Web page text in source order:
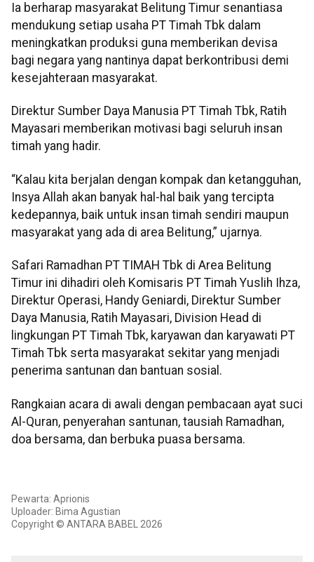
Ia berharap masyarakat Belitung Timur senantiasa
mendukung setiap usaha PT Timah Tbk dalam
meningkatkan produksi guna memberikan devisa
bagi negara yang nantinya dapat berkontribusi demi
kesejahteraan masyarakat.
Direktur Sumber Daya Manusia PT Timah Tbk, Ratih
Mayasari memberikan motivasi bagi seluruh insan
timah yang hadir.
“Kalau kita berjalan dengan kompak dan ketangguhan,
Insya Allah akan banyak hal-hal baik yang tercipta
kedepannya, baik untuk insan timah sendiri maupun
masyarakat yang ada di area Belitung,” ujarnya.
Safari Ramadhan PT TIMAH Tbk di Area Belitung
Timur ini dihadiri oleh Komisaris PT Timah Yuslih Ihza,
Direktur Operasi, Handy Geniardi, Direktur Sumber
Daya Manusia, Ratih Mayasari, Division Head di
lingkungan PT Timah Tbk, karyawan dan karyawati PT
Timah Tbk serta masyarakat sekitar yang menjadi
penerima santunan dan bantuan sosial.
Rangkaian acara di awali dengan pembacaan ayat suci
Al-Quran, penyerahan santunan, tausiah Ramadhan,
doa bersama, dan berbuka puasa bersama.
Pewarta: Aprionis
Uploader: Bima Agustian
Copyright © ANTARA BABEL 2026